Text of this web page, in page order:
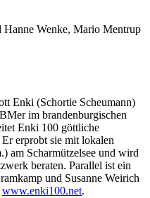
Hanne Wenke, Mario Mentrup
Enki (Schortie Scheumann)
im brandenburgischen
Enki 100 göttliche
erprobt sie mit lokalen
am Scharmützelsee und wird
beraten. Parallel ist ein
und Susanne Weirich
www.enki100.net.